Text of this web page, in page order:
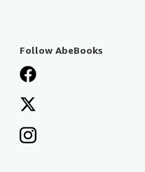
Follow AbeBooks